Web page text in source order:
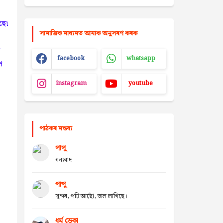
সামাজিক মাধ্যমত আমাক অনুসৰণ কৰক
facebook whatsapp
instagram youtube
পাঠকৰ মন্তব্য
পাপু
ধন্যবাদ
পাপু
সুন্দৰ, পঢ়ি আছোঁ, ভাল লাগিছে।